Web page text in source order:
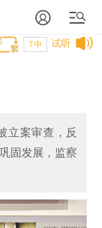
试听
T中
立案审查，反
固发展，监察